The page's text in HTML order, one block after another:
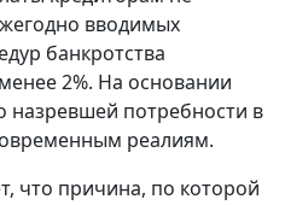
вводимых
банкротства
2%. На основании
назревшей потребности в
реалиям.
что причина, по которой